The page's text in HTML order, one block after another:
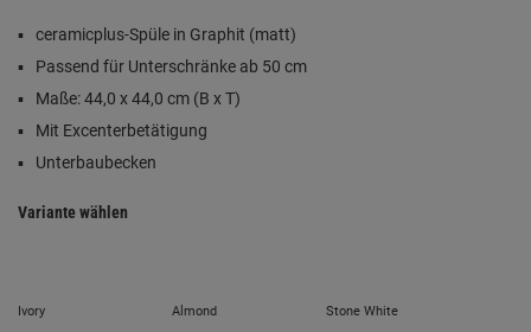
ceramicplus-Spüle in Graphit (matt)
Passend für Unterschränke ab 50 cm
Maße: 44,0 x 44,0 cm (B x T)
Mit Excenterbetätigung
Unterbaubecken
Variante wählen
Ivory Almond Stone White